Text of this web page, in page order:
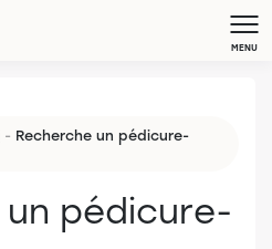
MENU
- Recherche un pédicure-
pédicure-